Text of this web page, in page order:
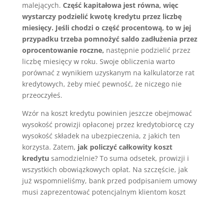
malejących. Część kapitałowa jest równa, więc
wystarczy podzielić kwotę kredytu przez liczbę
miesięcy. Jeśli chodzi o część procentową, to w jej
przypadku trzeba pomnożyć saldo zadłużenia przez
oprocentowanie roczne, następnie podzielić przez
liczbę miesięcy w roku. Swoje obliczenia warto
porównać z wynikiem uzyskanym na kalkulatorze rat
kredytowych, żeby mieć pewność, że niczego nie
przeoczyłeś.
Wzór na koszt kredytu powinien jeszcze obejmować
wysokość prowizji opłaconej przez kredytobiorcę czy
wysokość składek na ubezpieczenia, z jakich ten
korzysta. Zatem, jak policzyć całkowity koszt
kredytu samodzielnie? To suma odsetek, prowizji i
wszystkich obowiązkowych opłat. Na szczęście, jak
już wspomnieliśmy, bank przed podpisaniem umowy
musi zaprezentować potencjalnym klientom koszt